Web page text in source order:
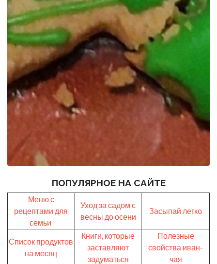
ПОПУЛЯРНОЕ НА САЙТЕ
Меню с
рецептами для
семьи
Уход за садом с
весны до осени
Засыпай легко
Список продуктов
на месяц
Книги, которые
заставляют
задуматься
Полезные
свойства иван-
чая